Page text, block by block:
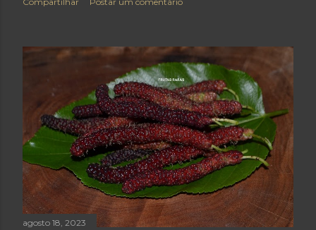
agosto 18, 2023